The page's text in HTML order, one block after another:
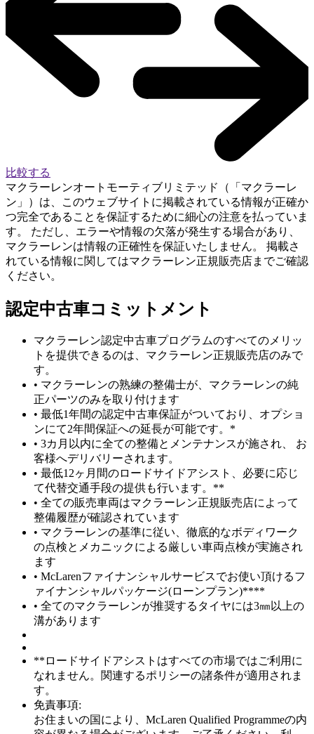
比較する
マクラーレンオートモーティブリミテッド（「マクラーレ
ン」）は、このウェブサイトに掲載されている情報が正確か
つ完全であることを保証するために細心の注意を払っていま
す。 ただし、エラーや情報の欠落が発生する場合があり、
マクラーレンは情報の正確性を保証いたしません。 掲載さ
れている情報に関してはマクラーレン正規販売店までご確認
ください。
認定中古車コミットメント
マクラーレン認定中古車プログラムのすべてのメリッ
トを提供できるのは、マクラーレン正規販売店のみで
す。
• マクラーレンの熟練の整備士が、マクラーレンの純
正パーツのみを取り付けます
• 最低1年間の認定中古車保証がついており、オプショ
ンにて2年間保証への延長が可能です。*
• 3カ月以内に全ての整備とメンテナンスが施され、 お
客様へデリバリーされます。
• 最低12ヶ月間のロードサイドアシスト、必要に応じ
て代替交通手段の提供も行います。**
• 全ての販売車両はマクラーレン正規販売店によって
整備履歴が確認されています
• マクラーレンの基準に従い、徹底的なボディワーク
の点検とメカニックによる厳しい車両点検が実施され
ます
• McLarenファイナンシャルサービスでお使い頂けるフ
ァイナンシャルパッケージ(ローンプラン)****
• 全てのマクラーレンが推奨するタイヤには3㎜以上の
溝があります
**ロードサイドアシストはすべての市場ではご利用に
なれません。関連するポリシーの諸条件が適用されま
す。
免責事項:
お住まいの国により、McLaren Qualified Programmeの内